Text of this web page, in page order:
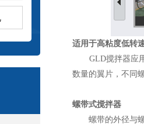
适用于高粘度低转
GLD搅拌器应用
数量的翼片，不同
螺带式搅拌器
螺带的外径与螺